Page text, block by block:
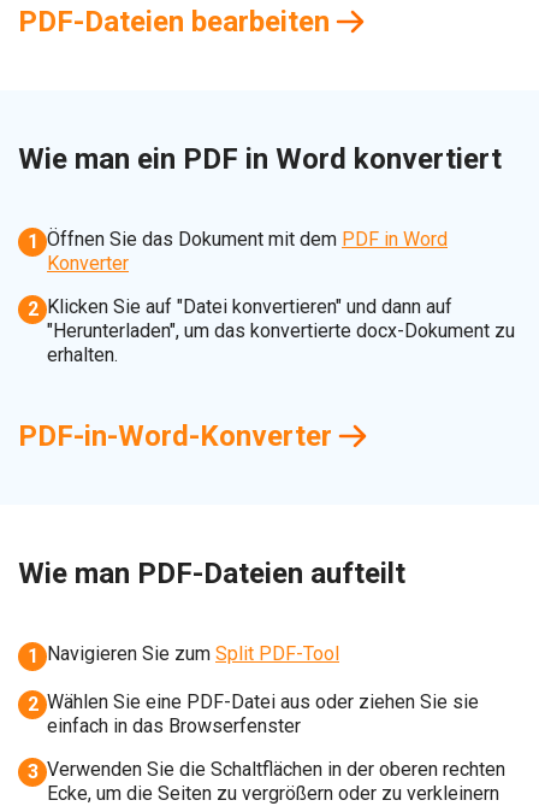
PDF-Dateien bearbeiten
Wie man ein PDF in Word konvertiert
1 Öffnen Sie das Dokument mit dem PDF in Word
Konverter
2 Klicken Sie auf "Datei konvertieren" und dann auf
"Herunterladen", um das konvertierte docx-Dokument zu
erhalten.
PDF-in-Word-Konverter
Wie man PDF-Dateien aufteilt
1 Navigieren Sie zum Split PDF-Tool
2 Wählen Sie eine PDF-Datei aus oder ziehen Sie sie
einfach in das Browserfenster
3 Verwenden Sie die Schaltflächen in der oberen rechten
Ecke, um die Seiten zu vergrößern oder zu verkleinern